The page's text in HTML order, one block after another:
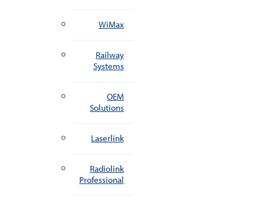
WiMax
Railway
Systems
OEM
Solutions
Laserlink
Radiolink
Professional